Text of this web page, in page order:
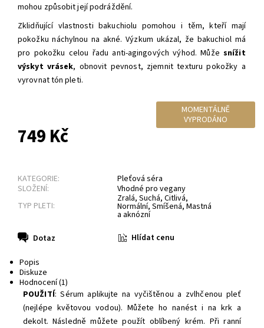
mohou způsobit její podráždění.
Zklidňující vlastnosti bakuchiolu pomohou i těm, kteří mají
pokožku náchylnou na akné. Výzkum ukázal, že bakuchiol má
pro pokožku celou řadu anti-agingových výhod. Můžesnížit
výskyt vrásek, obnovit pevnost, zjemnit texturu pokožky a
vyrovnat tón pleti.
MOMENTÁLNĚ
VYPRODÁNO
749 Kč
KATEGORIE:
Pleťová séra
SLOŽENÍ:
Vhodné pro vegany
TYP PLETI:
Zralá, Suchá, Citlivá,
Normální, Smíšená, Mastná
a aknózní
Dotaz
Hlídat cenu
Popis
Diskuze
Hodnocení (1)
POUŽITÍ: Sérum aplikujte na vyčištěnou a zvlhčenou pleť
(nejlépe květovou vodou). Můžete ho nanést i na krk a
dekolt. Následně můžete použít oblíbený krém. Při ranní